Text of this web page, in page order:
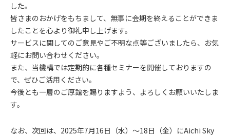
した。
皆さまのおかげをもちまして、無事に会期を終えることができま
したことを心より御礼申し上げます。
サービスに関してのご意見やご不明な点等ございましたら、お気
軽にお問い合わせください。
また、当機構では定期的に各種セミナーを開催しておりますの
で、ぜひご活用ください。
今後とも一層のご厚誼を賜りますよう、よろしくお願いいたしま
す。
なお、次回は、2025年7月16日（水）～18日（金）にAichi Sky